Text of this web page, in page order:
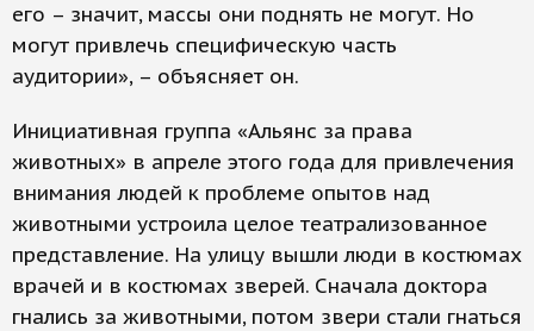
его – значит, массы они поднять не могут. Но
могут привлечь специфическую часть
аудитории», – объясняет он.
Инициативная группа «Альянс за права
животных» в апреле этого года для привлечения
внимания людей к проблеме опытов над
животными устроила целое театрализованное
представление. На улицу вышли люди в костюмах
врачей и в костюмах зверей. Сначала доктора
гнались за животными, потом звери стали гнаться